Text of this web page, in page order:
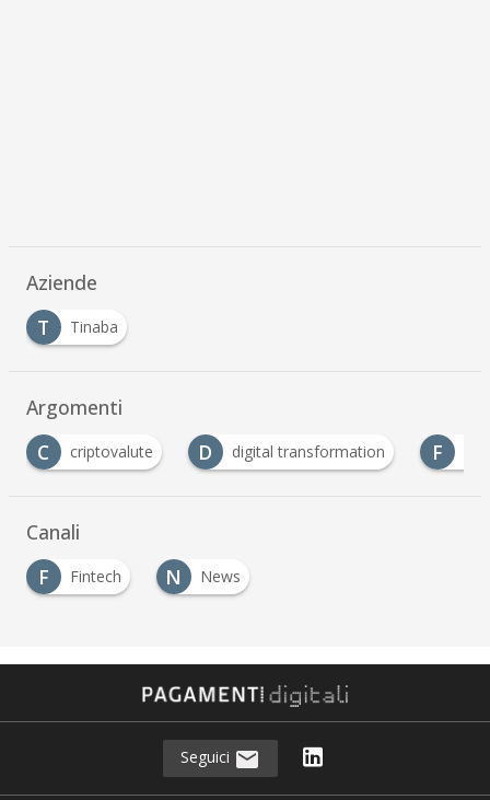
Aziende
T
Tinaba
Argomenti
D
digital transformation F fintech
Canali
F
Fintech N News
Seguici